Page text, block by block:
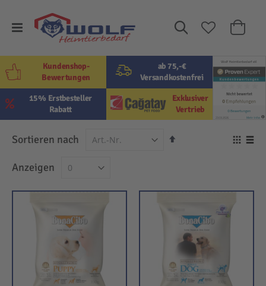
Suche
Mein
ab 75,-€
Versandkostenfrei
Exklusiver
Vertrieb
15% Erstbesteller
Rabatt
Kundenshop-
Bewertungen
Sortieren nach
In
Anzeigen